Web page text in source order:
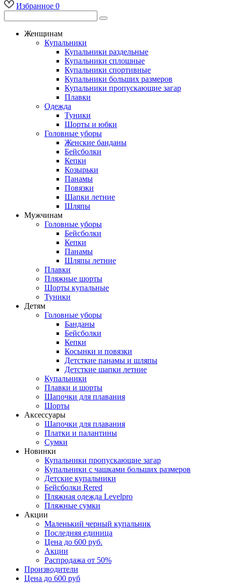
Избранное 0
Женщинам
Купальники
Купальники раздельные
Купальники сплошные
Купальники спортивные
Купальники больших размеров
Купальники пропускающие загар
Плавки
Одежда
Туники
Шорты и юбки
Головные уборы
Женские банданы
Бейсболки
Кепки
Козырьки
Панамы
Повязки
Шапки летние
Шляпы
Мужчинам
Головные уборы
Бейсболки
Кепки
Панамы
Шляпы летние
Плавки
Пляжные шорты
Шорты купальные
Туники
Детям
Головные уборы
Банданы
Бейсболки
Кепки
Косынки и повязки
Детсткие панамы и шляпы
Детсткие шапки летние
Купальники
Плавки и шорты
Шапочки для плавания
Шорты
Аксессуары
Шапочки для плавания
Платки и палантины
Сумки
Новинки
Купальники пропускающие загар
Купальники с чашками больших размеров
Детские купальники
Бейсболки Rered
Пляжная одежда Levelpro
Пляжные сумки
Акции
Маленький черный купальник
Последняя единица
Цена до 600 руб.
Акции
Распродажа от 50%
Производители
Цена до 600 руб